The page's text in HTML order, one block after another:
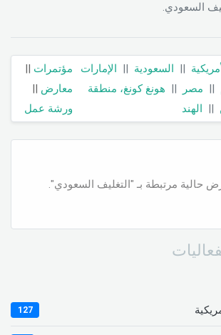
السعودي.
|| السعودية || الإمارات
|| مصر || هونغ كونغ، منطقة
|| الهند
مؤتمرات ||
معارض ||
ورشة عمل
حالية مرتبطة بـ "التغليف السعودي".
127